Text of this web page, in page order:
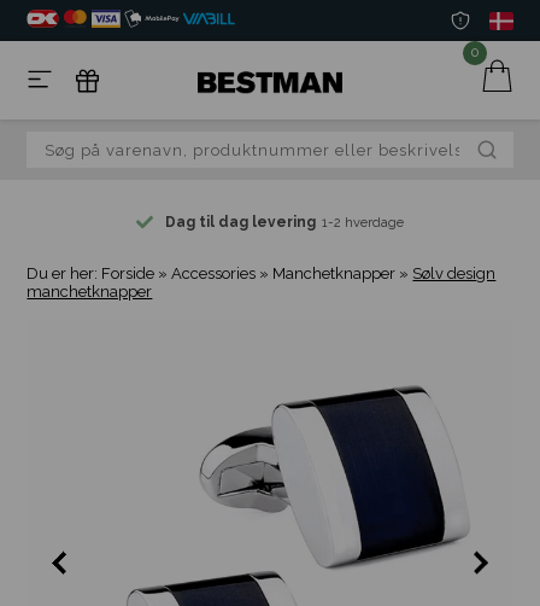
0
Dag til dag levering 1-2 hverdage
Du er her: Forside »Accessories » Manchetknapper » Sølv design
manchetknapper